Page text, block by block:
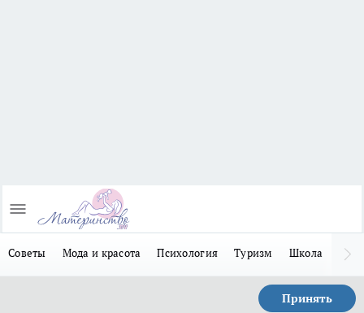
Советы Мода и красота Психология Туризм Школа
Принять